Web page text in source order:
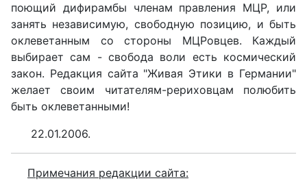
поющий дифирамбы членам правления МЦР, или
занять независимую, свободную позицию, и быть
оклеветанным со стороны МЦРовцев. Каждый
выбирает сам - свобода воли есть космический
закон. Редакция сайта "Живая Этики в Германии"
желает своим читателям-рериховцам полюбить
быть оклеветанными!
22.01.2006.
Примечания редакции сайта: